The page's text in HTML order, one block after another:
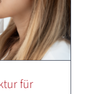
für